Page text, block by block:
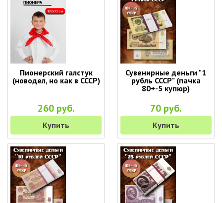
Пионерский галстук
(новодел, но как в СССР)
260 руб.
Купить
Сувенирные деньги "1
рубль СССР" (пачка
80+-5 купюр)
70 руб.
Купить